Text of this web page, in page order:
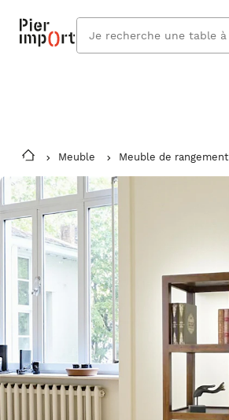
Vous êtes absent ? Pier Import s'adapte
et vous livre à votre retour.
cherchez
vous ?
Meuble Meuble de rangement